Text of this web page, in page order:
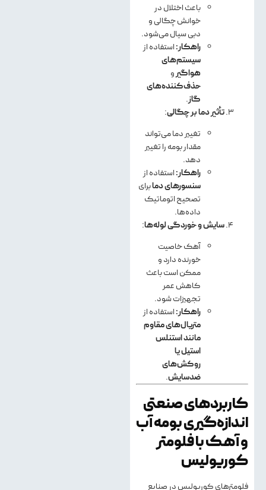
باعث اختلال در
خوانش چگالی و
دبی سیال می‌شود.
راهکار:استفاده از
سیستم‌های
هواگیرو
حذف‌کننده‌های
گاز.
تأثیر دما بر چگالی:
تغییر دما می‌تواند
مقدار بومه را تغییر
دهد.
راهکار:استفاده از
سنسورهای دمابرای
تصحیح اتوماتیک
داده‌ها.
سایش و خوردگی لوله‌ها:
آهک خاصیت
خورنده دارد و
ممکن است باعث
کاهش عمر
تجهیزات شود.
راهکار:استفاده از
متریال‌های مقاوم
مانند استنلس
استیل یا
روکش‌های
ضدسایش.
کاربردهای صنعتی
اندازه‌گیری بومه آب
و آهک با فلومتر
کوریولیس
فلومترهای کوریولیس در صنایع